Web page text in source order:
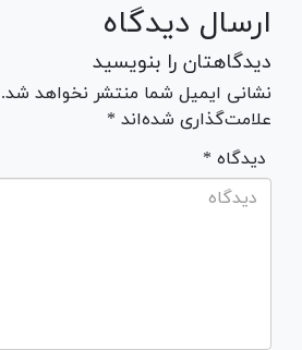
ارسال دیدگاه
دیدگاهتان را بنویسید
نشانی ایمیل شما منتشر نخواهد
علامت‌گذاری شده‌اند *
* دیدگاه